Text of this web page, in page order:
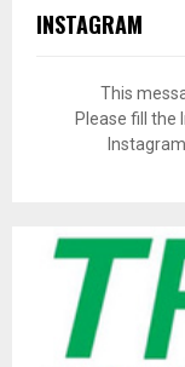
INSTAGRAM
This
Please fill the